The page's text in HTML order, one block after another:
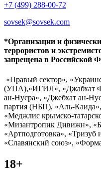
+7 (499) 288-00-72
sovsek@sovsek.com
*Организации и
террористов и
запрещена в Российской
«Правый сектор»,
(УПА),«ИГИЛ», «Джабхат
ан-Нусра», «Джебхат ан-
партия (НБП), «Аль-
«Меджлис крымско-
«Мизантропик Дивижн»,
«Артподготовка»,
«Славянский союз»,
18+